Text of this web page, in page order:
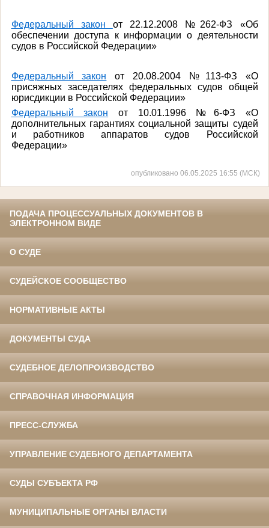
Федеральный закон от 22.12.2008 №262-ФЗ «Об
обеспечении доступа к информации о деятельности
судов в Российской Федерации»
Федеральный закон от 20.08.2004 №113-ФЗ «О
присяжных заседателях федеральных судов общей
юрисдикции в Российской Федерации»
Федеральный закон от 10.01.1996 №6-ФЗ «О
дополнительных гарантиях социальной защиты судей
и работников аппаратов судов Российской
Федерации»
опубликовано 06.05.2025 16:55 (МСК)
ПОДАЧА ПРОЦЕССУАЛЬНЫХ ДОКУМЕНТОВ В
ЭЛЕКТРОННОМ ВИДЕ
О СУДЕ
СУДЕЙСКОЕ СООБЩЕСТВО
НОРМАТИВНЫЕ АКТЫ
ДОКУМЕНТЫ СУДА
СУДЕБНОЕ ДЕЛОПРОИЗВОДСТВО
СПРАВОЧНАЯ ИНФОРМАЦИЯ
ПРЕСС-СЛУЖБА
УПРАВЛЕНИЕ СУДЕБНОГО ДЕПАРТАМЕНТА
СУДЫ СУБЪЕКТА РФ
МУНИЦИПАЛЬНЫЕ ОРГАНЫ ВЛАСТИ